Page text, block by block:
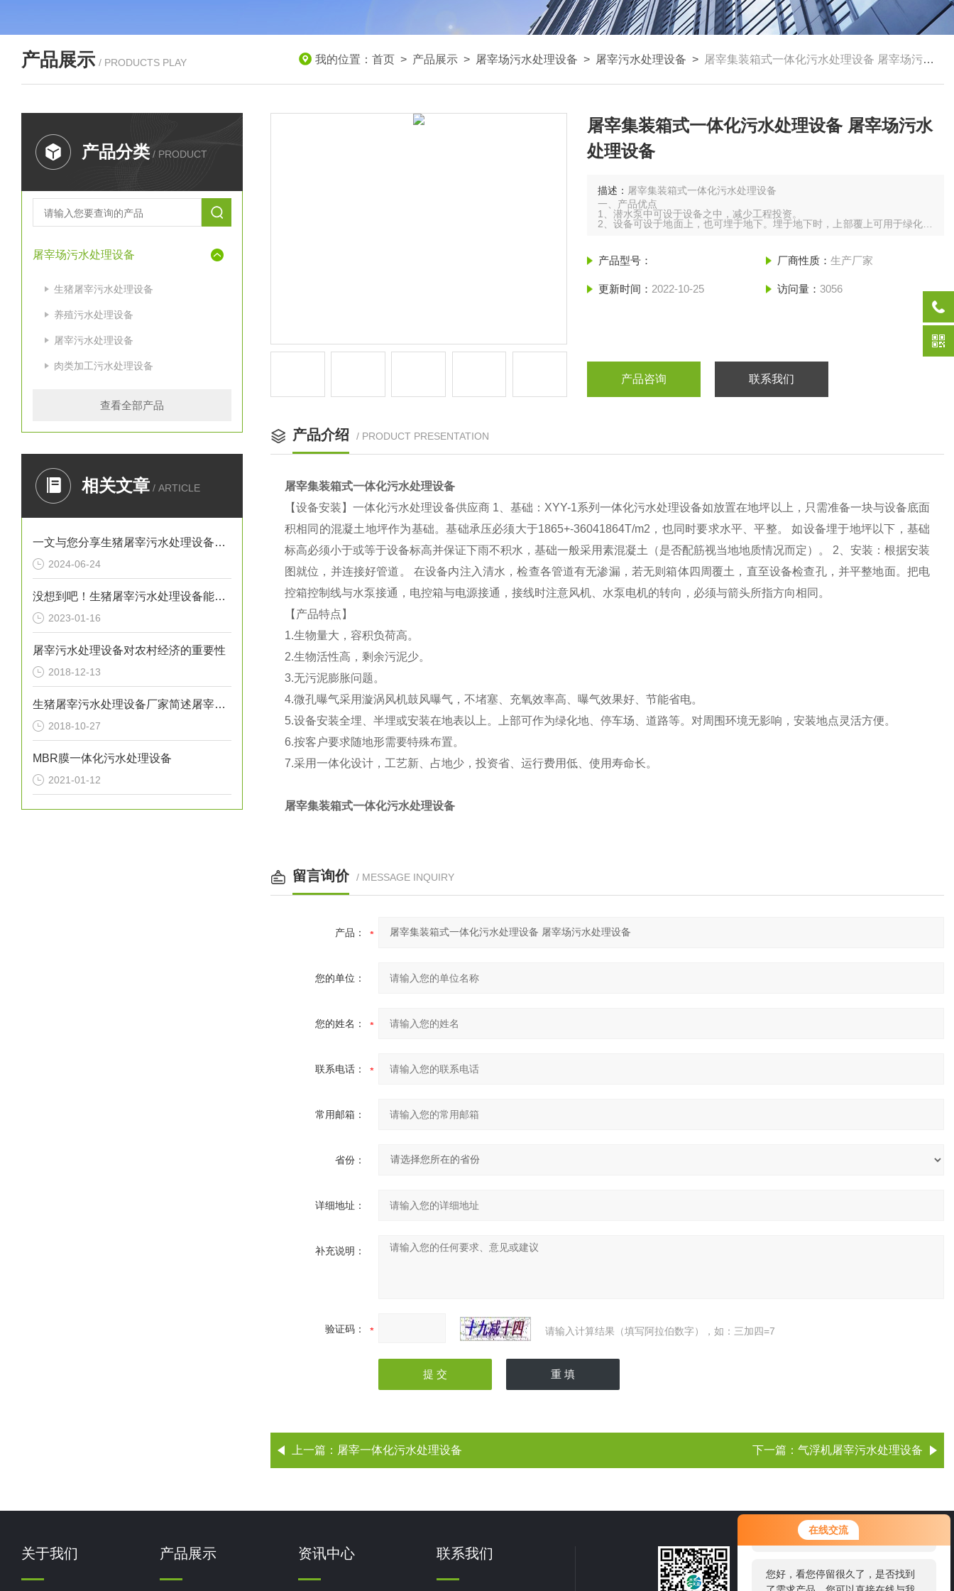
在线交流
您好！欢迎前来咨询，很高兴为您
服务，请问您要咨询什么问题呢？
您好，看您停留很久了，是否找到
产品展示 / PRODUCTS PLAY 我的位置： 首页 > 产品展示 > 屠宰场污水处理设备 > 屠宰污水处理设备 > 屠宰集装箱式一体化污水处理设备 屠宰场污水处理设备
产品分类 / PRODUCT
屠宰场污水处理设备
生猪屠宰污水处理设备
养殖污水处理设备
屠宰污水处理设备
肉类加工污水处理设备
查看全部产品
相关文章 / ARTICLE
一文与您分享生猪屠宰污水处理设备的常见故障相应解决方法
2024-06-24
没想到吧！生猪屠宰污水处理设备能起到这么重要的作用
2023-01-16
屠宰污水处理设备对农村经济的重要性
2018-12-13
生猪屠宰污水处理设备厂家简述屠宰废水如何进行预处理
2018-10-27
MBR膜一体化污水处理设备
2021-01-12
屠宰集装箱式一体化污水处理设备 屠宰场污水
处理设备
描述： 屠宰集装箱式一体化污水处理设备
一、产品优点
1、潜水泵中可设于设备之中，减少工程投资。
2、设备可设于地面上，也可埋于地下。埋于地下时，上部覆上可用于绿化，
产品型号： 厂商性质： 生产厂家
更新时间： 2022-10-25 访问量： 3056
产品咨询 联系我们
产品介绍 / PRODUCT PRESENTATION
屠宰集装箱式一体化污水处理设备
【设备安装】一体化污水处理设备供应商 1、基础：XYY-1系列一体化污水处理设备如放置在地坪以上，只需准备一块与设备底面
积相同的混凝土地坪作为基础。基础承压必须大于1865+-36041864T/m2，也同时要求水平、平整。 如设备埋于地坪以下，基础
标高必须小于或等于设备标高并保证下雨不积水，基础一般采用素混凝土（是否配筋视当地地质情况而定）。 2、安装：根据安装
图就位，并连接好管道。 在设备内注入清水，检查各管道有无渗漏，若无则箱体四周覆土，直至设备检查孔，并平整地面。把电
控箱控制线与水泵接通，电控箱与电源接通，接线时注意风机、水泵电机的转向，必须与箭头所指方向相同。
【产品特点】
1.生物量大，容积负荷高。
2.生物活性高，剩余污泥少。
3.无污泥膨胀问题。
4.微孔曝气采用漩涡风机鼓风曝气，不堵塞、充氧效率高、曝气效果好、节能省电。
5.设备安装全埋、半埋或安装在地表以上。上部可作为绿化地、停车场、道路等。对周围环境无影响，安装地点灵活方便。
6.按客户要求随地形需要特殊布置。
7.采用一体化设计，工艺新、占地少，投资省、运行费用低、使用寿命长。
屠宰集装箱式一体化污水处理设备
留言询价 / MESSAGE INQUIRY
产品：
您的单位：
您的姓名：
联系电话：
常用邮箱：
省份：
详细地址：
补充说明：
验证码： 请输入计算结果（填写阿拉伯数字），如：三加四=7
上一篇： 屠宰一体化污水处理设备 下一篇： 气浮机屠宰污水处理设备
关于我们 产品展示 资讯中心 联系我们